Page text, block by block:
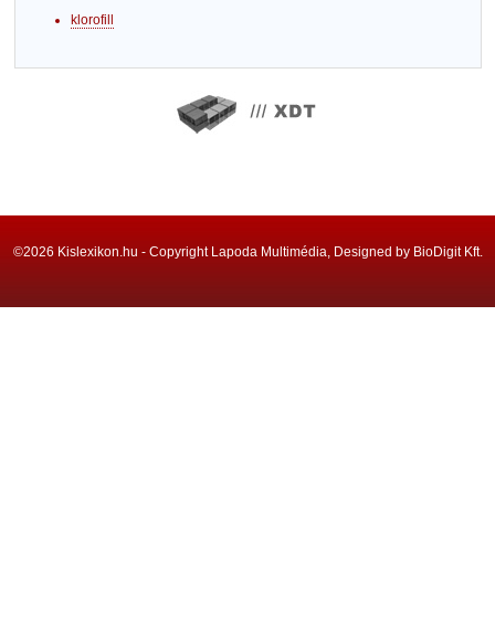
klorofill
©2026 Kislexikon.hu - Copyright Lapoda Multimédia, Designed by BioDigit Kft.